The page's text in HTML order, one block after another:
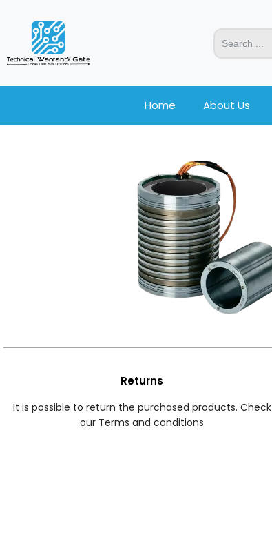
Home About Us
Returns
It is possible to return the purchased products. Check
our Terms and conditions